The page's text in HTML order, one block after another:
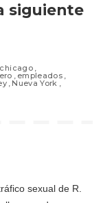
siguiente
chicago
empleados
Nueva York
sexual de R.